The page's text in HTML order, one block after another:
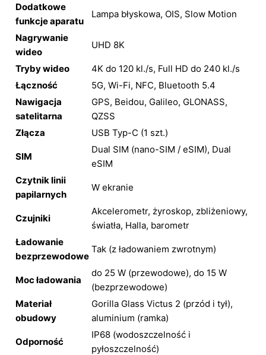
Dodatkowe
funkcje aparatu
Lampa błyskowa, OIS, Slow Motion
Nagrywanie
wideo
UHD 8K
Tryby wideo
4K do 120 kl./s, Full HD do 240 kl./s
Łączność
5G, Wi-Fi, NFC, Bluetooth 5.4
Nawigacja
satelitarna
GPS, Beidou, Galileo, GLONASS,
QZSS
Złącza
USB Typ-C (1 szt.)
SIM
Dual SIM (nano-SIM / eSIM), Dual
eSIM
Czytnik linii
papilarnych
W ekranie
Czujniki
Akcelerometr, żyroskop, zbliżeniowy,
światła, Halla, barometr
Ładowanie
bezprzewodowe
Tak (z ładowaniem zwrotnym)
Moc ładowania
do 25 W (przewodowe), do 15 W
(bezprzewodowe)
Materiał
obudowy
Gorilla Glass Victus 2 (przód i tył),
aluminium (ramka)
Odporność
IP68 (wodoszczelność i
pyłoszczelność)